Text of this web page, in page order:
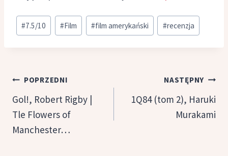
Tagi
wpisu:
#7.5/10 #Film #film amerykański #recenzja
Nawigacja
wpisu
POPRZEDNI
Gol!, Robert Rigby |
Tle Flowers of
Manchester…
NASTĘPNY
1Q84 (tom 2), Haruki
Murakami